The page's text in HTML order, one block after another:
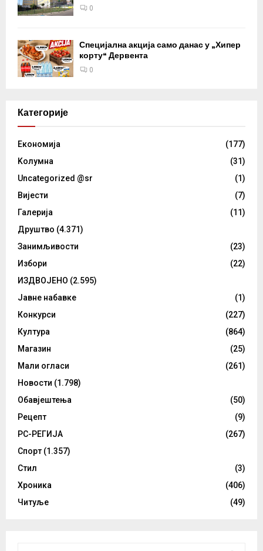
0
Специјална акција само данас у „Хипер
корту“ Дервента
0
Категорије
Eкономија
(177)
Kолумнa
(31)
Uncategorized @sr
(1)
Вијести
(7)
Галерија
(11)
Друштво (4.371)
Занимљивости
(23)
Избори
(22)
ИЗДВОЈЕНО (2.595)
Јавне набавке
(1)
Конкурси
(227)
Култура
(864)
Магазин
(25)
Мали огласи
(261)
Новости (1.798)
Обавјештења
(50)
Рецепт
(9)
РС-РЕГИЈА
(267)
Спорт (1.357)
Стил
(3)
Хроника
(406)
Читуље
(49)